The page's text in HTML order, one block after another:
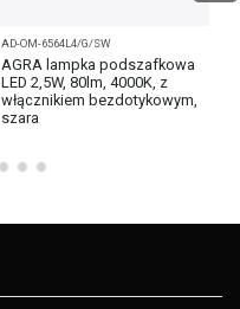
AD-OM-6564L4/G/SW
AGRA lampka podszafkowa
LED 2,5W, 80lm, 4000K, z
włącznikiem bezdotykowym,
szara